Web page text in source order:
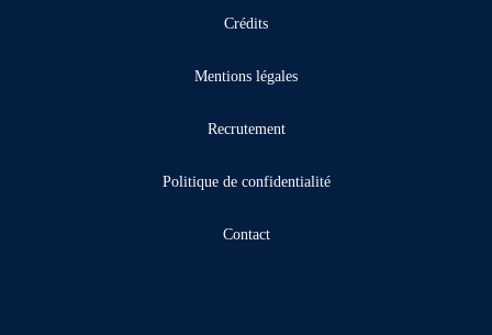
Crédits
Mentions légales
Recrutement
Politique de confidentialité
Contact